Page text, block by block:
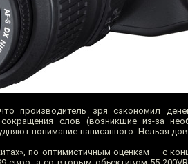
производитель зря сэкономил
слов (возникшие из-за
понимание написанного. Нельзя
по оптимистичным оценкам — с